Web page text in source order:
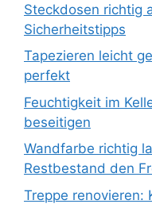
Steckdosen richtig
Sicherheitstipps
Tapezieren leicht
perfekt
Feuchtigkeit im
beseitigen
Wandfarbe richtig
Restbestand den
Treppe renovieren: